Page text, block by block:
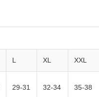
L XL XXL
29-31 32-34 35-38